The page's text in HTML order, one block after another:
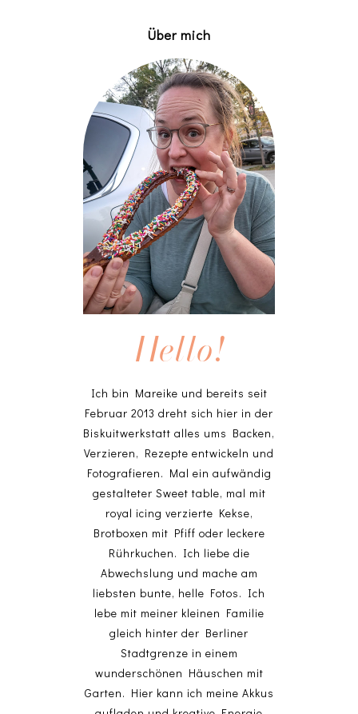
Über mich
Hello!
Ich bin Mareike und bereits seit
Februar 2013 dreht sich hier in der
Biskuitwerkstatt alles ums Backen,
Verzieren, Rezepte entwickeln und
Fotografieren. Mal ein aufwändig
gestalteter Sweet table, mal mit
royal icing verzierte Kekse,
Brotboxen mit Pfiff oder leckere
Rührkuchen. Ich liebe die
Abwechslung und mache am
liebsten bunte, helle Fotos. Ich
lebe mit meiner kleinen Familie
gleich hinter der Berliner
Stadtgrenze in einem
wunderschönen Häuschen mit
Garten. Hier kann ich meine Akkus